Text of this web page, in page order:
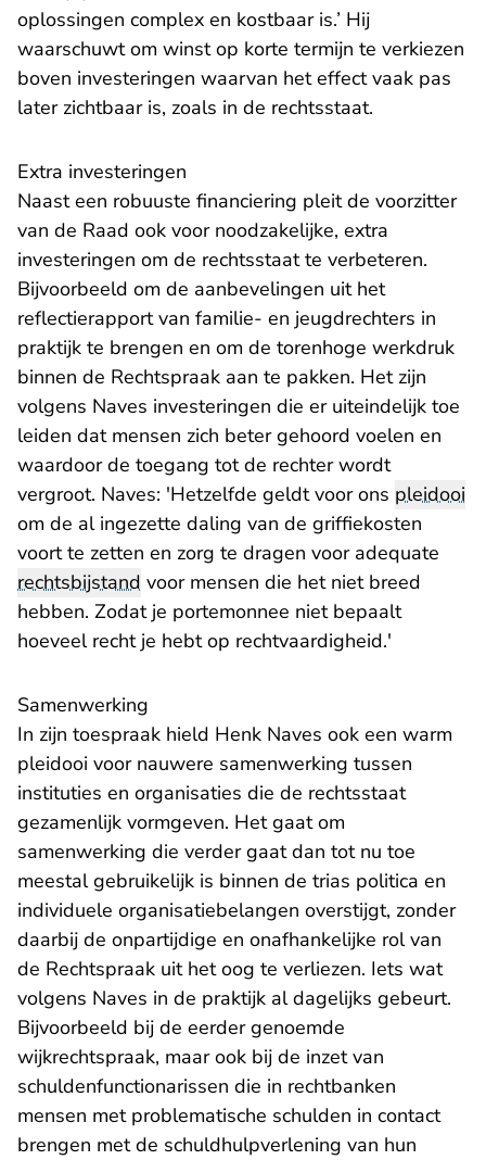
oplossingen complex en kostbaar is.’ Hij
waarschuwt om winst op korte termijn te verkiezen
boven investeringen waarvan het effect vaak pas
later zichtbaar is, zoals in de rechtsstaat.
Extra investeringen
Naast een robuuste financiering pleit de voorzitter
van de Raad ook voor noodzakelijke, extra
investeringen om de rechtsstaat te verbeteren.
Bijvoorbeeld om de aanbevelingen uit het
reflectierapport van familie- en jeugdrechters in
praktijk te brengen en om de torenhoge werkdruk
binnen de Rechtspraak aan te pakken. Het zijn
volgens Naves investeringen die er uiteindelijk toe
leiden dat mensen zich beter gehoord voelen en
waardoor de toegang tot de rechter wordt
vergroot. Naves: 'Hetzelfde geldt voor ons pleidooi
om de al ingezette daling van de griffiekosten
voort te zetten en zorg te dragen voor adequate
rechtsbijstand voor mensen die het niet breed
hebben. Zodat je portemonnee niet bepaalt
hoeveel recht je hebt op rechtvaardigheid.'
Samenwerking
In zijn toespraak hield Henk Naves ook een warm
pleidooi voor nauwere samenwerking tussen
instituties en organisaties die de rechtsstaat
gezamenlijk vormgeven. Het gaat om
samenwerking die verder gaat dan tot nu toe
meestal gebruikelijk is binnen de trias politica en
individuele organisatiebelangen overstijgt, zonder
daarbij de onpartijdige en onafhankelijke rol van
de Rechtspraak uit het oog te verliezen. Iets wat
volgens Naves in de praktijk al dagelijks gebeurt.
Bijvoorbeeld bij de eerder genoemde
wijkrechtspraak, maar ook bij de inzet van
schuldenfunctionarissen die in rechtbanken
mensen met problematische schulden in contact
brengen met de schuldhulpverlening van hun